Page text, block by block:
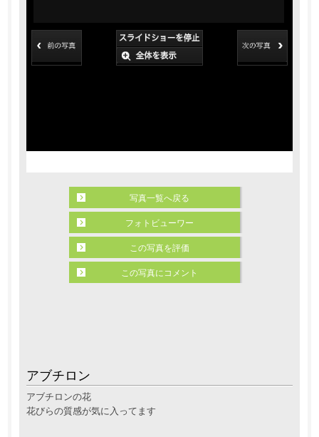
アブチロン
アブチロンの花
花びらの質感が気に入ってます
写真一覧へ戻る
フォトビューワー
この写真を評価
この写真にコメント